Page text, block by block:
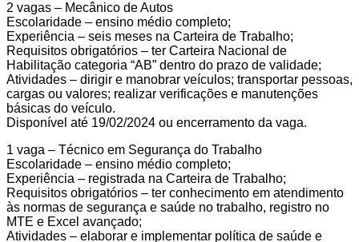
2 vagas – Mecânico de Autos
Escolaridade – ensino médio completo;
Experiência – seis meses na Carteira de Trabalho;
Requisitos obrigatórios – ter Carteira Nacional de
Habilitação categoria “AB” dentro do prazo de validade;
Atividades – dirigir e manobrar veículos; transportar pessoas,
cargas ou valores; realizar verificações e manutenções
básicas do veículo.
Disponível até 19/02/2024 ou encerramento da vaga.
1 vaga – Técnico em Segurança do Trabalho
Escolaridade – ensino médio completo;
Experiência – registrada na Carteira de Trabalho;
Requisitos obrigatórios – ter conhecimento em atendimento
às normas de segurança e saúde no trabalho, registro no
MTE e Excel avançado;
Atividades – elaborar e implementar política de saúde e